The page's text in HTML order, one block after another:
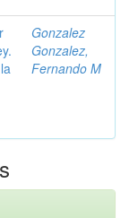
Gonzalez
Gonzalez,
Fernando M